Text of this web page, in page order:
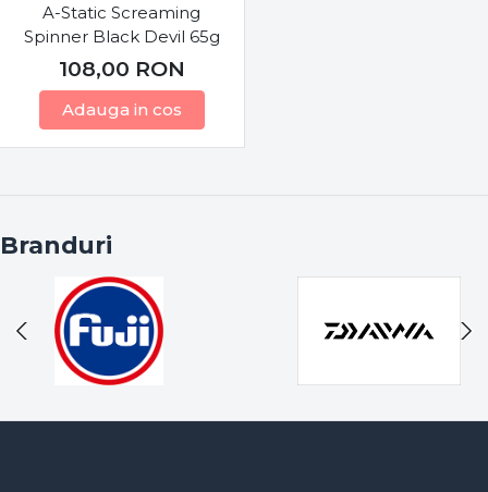
A-Static Screaming
Spinner Black Devil 65g
108,00 RON
Adauga in cos
Branduri